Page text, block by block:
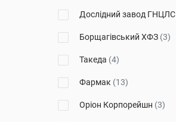
Дослідний завод ГНЦЛС
Борщагівський ХФЗ (3)
Такеда (4)
Фармак (13)
Оріон Корпорейшн (3)